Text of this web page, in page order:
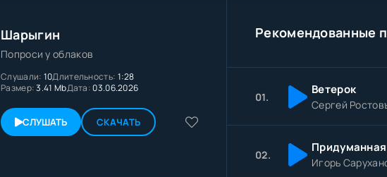
Шарыгин
Попроси у облаков
Слушали: 10Длительность: 1:28
Размер: 3.41 MbДата:03.06.2026
СЛУШАТЬ СКАЧАТЬ
Рекомендованные
01. Ветерок
Сергей
02.
Игорь